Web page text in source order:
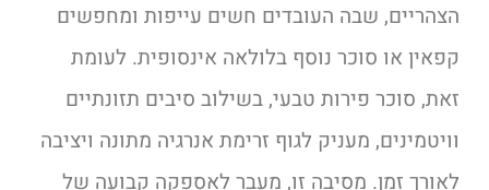
הצהריים, שבה העובדים חשים עייפות ומחפשים
קפאין או סוכר נוסף בלולאה אינסופית. לעומת
זאת, סוכר פירות טבעי, בשילוב סיבים תזונתיים
וויטמינים, מעניק לגוף זרימת אנרגיה מתונה ויציבה
לאורך זמן. מסיבה זו, מעבר לאספקה קבועה של